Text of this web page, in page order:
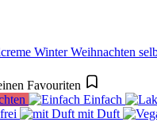
Favouriten
Einfach
mit Duft